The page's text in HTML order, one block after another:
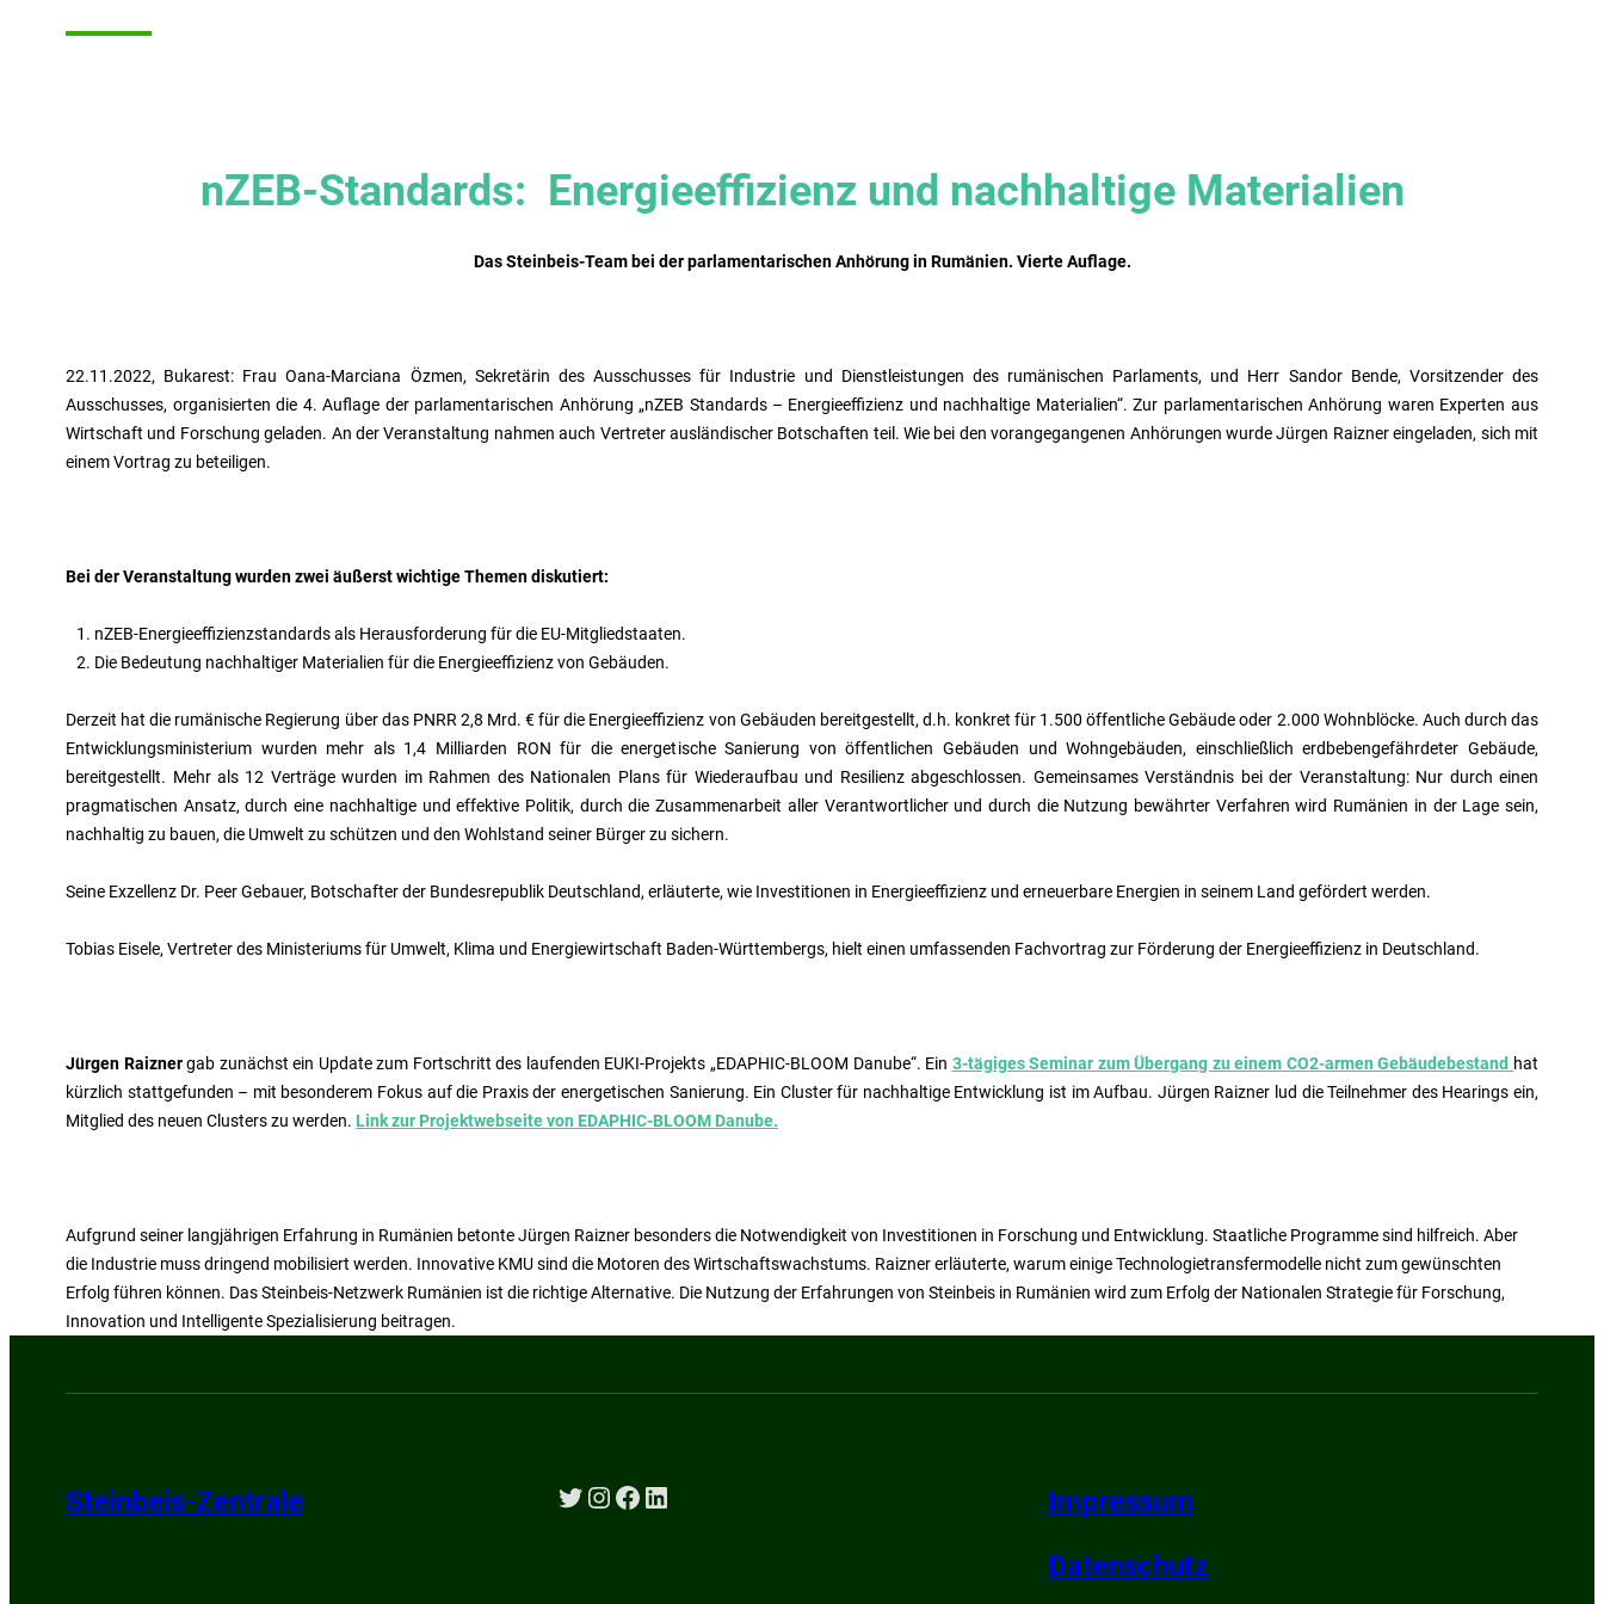
nZEB-Standards: Energieeffizienz und nachhaltige Materialien
Das Steinbeis-Team bei der parlamentarischen Anhörung in Rumänien. Vierte Auflage.
22.11.2022, Bukarest: Frau Oana-Marciana Özmen, Sekretärin des Ausschusses für Industrie und Dienstleistungen des rumänischen Parlaments, und Herr Sandor Bende, Vorsitzender des
Ausschusses, organisierten die 4. Auflage der parlamentarischen Anhörung „nZEB Standards – Energieeffizienz und nachhaltige Materialien“. Zur parlamentarischen Anhörung waren Experten aus
Wirtschaft und Forschung geladen. An der Veranstaltung nahmen auch Vertreter ausländischer Botschaften teil. Wie bei den vorangegangenen Anhörungen wurde Jürgen Raizner eingeladen, sich mit
einem Vortrag zu beteiligen.
Bei der Veranstaltung wurden zwei äußerst wichtige Themen diskutiert:
nZEB-Energieeffizienzstandards als Herausforderung für die EU-Mitgliedstaaten.
Die Bedeutung nachhaltiger Materialien für die Energieeffizienz von Gebäuden.
Derzeit hat die rumänische Regierung über das PNRR 2,8 Mrd. € für die Energieeffizienz von Gebäuden bereitgestellt, d.h. konkret für 1.500 öffentliche Gebäude oder 2.000 Wohnblöcke. Auch durch das
Entwicklungsministerium wurden mehr als 1,4 Milliarden RON für die energetische Sanierung von öffentlichen Gebäuden und Wohngebäuden, einschließlich erdbebengefährdeter Gebäude,
bereitgestellt. Mehr als 12 Verträge wurden im Rahmen des Nationalen Plans für Wiederaufbau und Resilienz abgeschlossen. Gemeinsames Verständnis bei der Veranstaltung: Nur durch einen
pragmatischen Ansatz, durch eine nachhaltige und effektive Politik, durch die Zusammenarbeit aller Verantwortlicher und durch die Nutzung bewährter Verfahren wird Rumänien in der Lage sein,
nachhaltig zu bauen, die Umwelt zu schützen und den Wohlstand seiner Bürger zu sichern.
Seine Exzellenz Dr. Peer Gebauer, Botschafter der Bundesrepublik Deutschland, erläuterte, wie Investitionen in Energieeffizienz und erneuerbare Energien in seinem Land gefördert werden.
Tobias Eisele, Vertreter des Ministeriums für Umwelt, Klima und Energiewirtschaft Baden-Württembergs, hielt einen umfassenden Fachvortrag zur Förderung der Energieeffizienz in Deutschland.
Jürgen Raiznergab zunächst ein Update zum Fortschritt des laufenden EUKI-Projekts „EDAPHIC-BLOOM Danube“. Ein 3-tägiges Seminar zum Übergang zu einem CO2-armen Gebäudebestand hat
kürzlich stattgefunden – mit besonderem Fokus auf die Praxis der energetischen Sanierung. Ein Cluster für nachhaltige Entwicklung ist im Aufbau. Jürgen Raizner lud die Teilnehmer des Hearings ein,
Mitglied des neuen Clusters zu werden. Link zur Projektwebseite von EDAPHIC-BLOOM Danube.
Aufgrund seiner langjährigen Erfahrung in Rumänien betonte Jürgen Raizner besonders die Notwendigkeit von Investitionen in Forschung und Entwicklung. Staatliche Programme sind hilfreich. Aber
die Industrie muss dringend mobilisiert werden. Innovative KMU sind die Motoren des Wirtschaftswachstums. Raizner erläuterte, warum einige Technologietransfermodelle nicht zum gewünschten
Erfolg führen können. Das Steinbeis-Netzwerk Rumänien ist die richtige Alternative. Die Nutzung der Erfahrungen von Steinbeis in Rumänien wird zum Erfolg der Nationalen Strategie für Forschung,
Innovation und Intelligente Spezialisierung beitragen.
Steinbeis-Zentrale Twitter Instagram Facebook LinkedIn
Impressum
Datenschutz